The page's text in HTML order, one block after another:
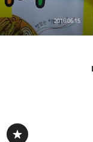
2016.06.15